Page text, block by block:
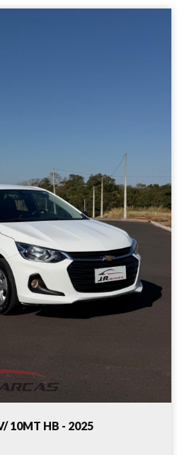
10MT HB - 2025